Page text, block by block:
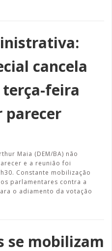
cancela
feira
parecer
Maia (DEM/BA) não
e a reunião foi
Constante mobilização
parlamentares contra a
o adiamento da votação
se mobilizam